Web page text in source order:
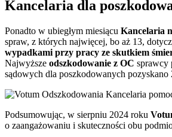
Kancelaria dla
Ponadto w ubiegłym miesiącu Kancelaria
spraw, z których najwięcej, bo aż 13,
wypadkami przy pracy ze skutkiem
Najwyższe odszkodowanie z OC sprawcy
sądowych dla poszkodowanych pozyskano
Podsumowując, w sierpniu 2024 roku
o zaangażowaniu i skuteczności obu